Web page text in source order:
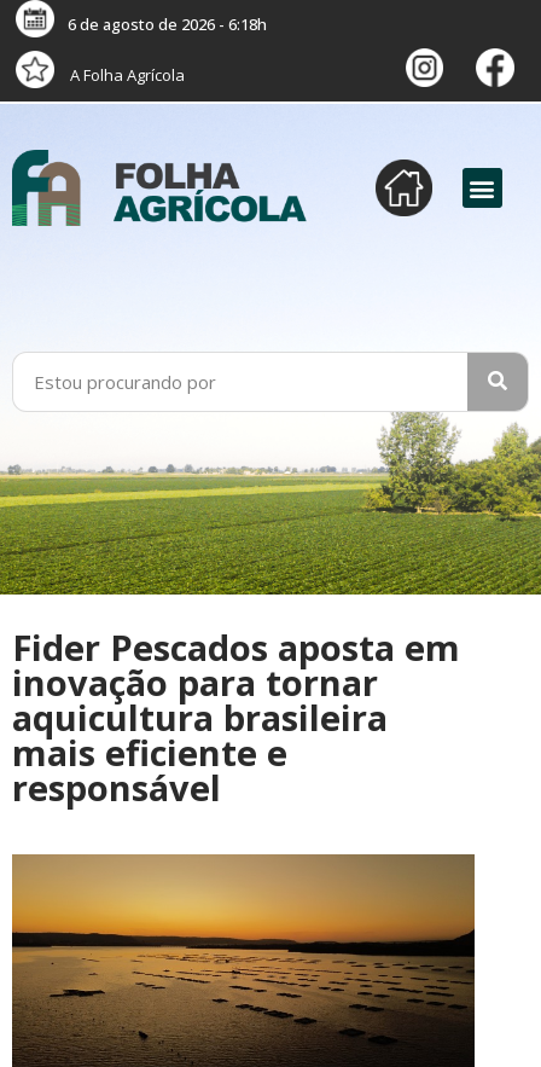
6 de agosto de 2026 - 6:18h
A Folha Agrícola
Fider Pescados aposta em
inovação para tornar
aquicultura brasileira
mais eficiente e
responsável